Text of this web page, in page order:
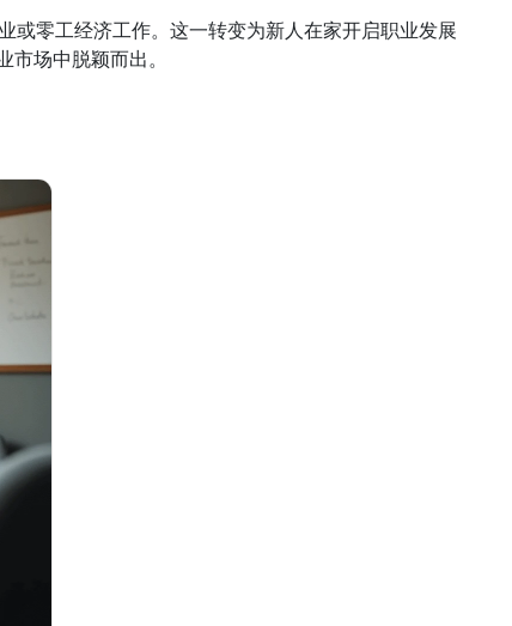
或零工经济工作。这一转变为新人在家开启职业发展
场中脱颖而出。